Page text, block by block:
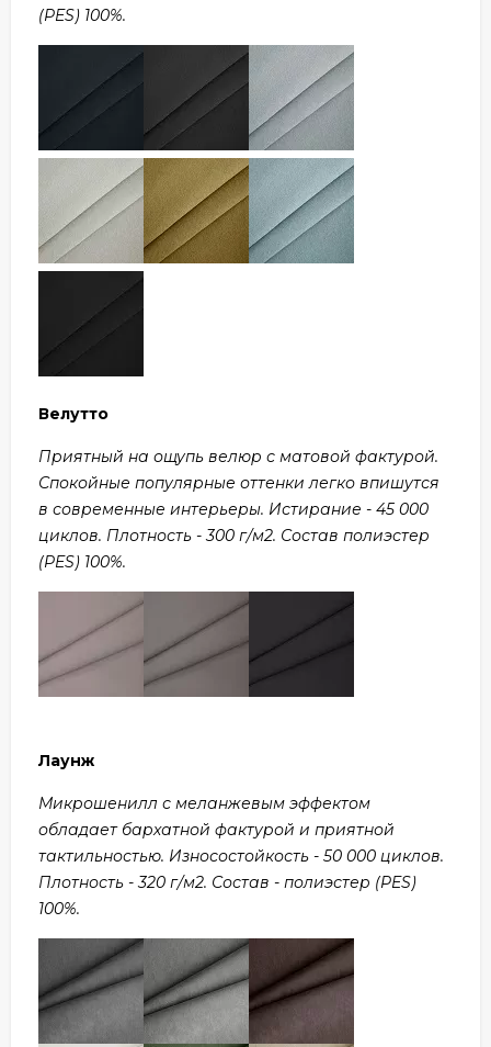
(PES) 100%.
Велутто
Приятный на ощупь велюр с матовой фактурой.
Спокойные популярные оттенки легко впишутся
в современные интерьеры. Истирание - 45 000
циклов. Плотность - 300 г/м2. Состав полиэстер
(PES) 100%.
Лаунж
Микрошенилл с меланжевым эффектом
обладает бархатной фактурой и приятной
тактильностью. Износостойкость - 50 000 циклов.
Плотность - 320 г/м2. Состав - полиэстер (PES)
100%.